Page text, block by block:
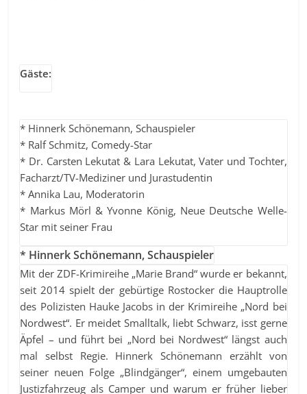
Gäste:
* Hinnerk Schönemann, Schauspieler
* Ralf Schmitz, Comedy-Star
* Dr. Carsten Lekutat & Lara Lekutat, Vater und Tochter,
Facharzt/TV-Mediziner und Jurastudentin
* Annika Lau, Moderatorin
* Markus Mörl & Yvonne König, Neue Deutsche Welle-
Star mit seiner Frau
* Hinnerk Schönemann, Schauspieler
Mit der ZDF-Krimireihe „Marie Brand“ wurde er bekannt,
seit 2014 spielt der gebürtige Rostocker die Hauptrolle
des Polizisten Hauke Jacobs in der Krimireihe „Nord bei
Nordwest“. Er meidet Smalltalk, liebt Schwarz, isst gerne
Äpfel – und führt bei „Nord bei Nordwest“ längst auch
mal selbst Regie. Hinnerk Schönemann erzählt von
seiner neuen Folge „Blindgänger“, einem umgebauten
Justizfahrzeug als Camper und warum er früher lieber